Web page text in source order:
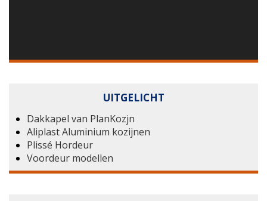
UITGELICHT
Dakkapel van PlanKozjn
Aliplast Aluminium kozijnen
Plissé Hordeur
Voordeur modellen